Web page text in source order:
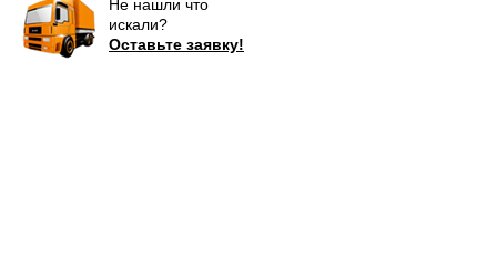
Не нашли что
искали?
Оставьте заявку!